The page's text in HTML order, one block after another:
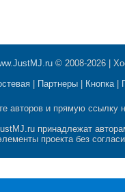
© 2008-2026 |
Партнеры Кнопка|
авторов и прямую ссылку
принадлежат
проекта без